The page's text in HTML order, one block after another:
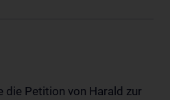
die Petition von Harald zur